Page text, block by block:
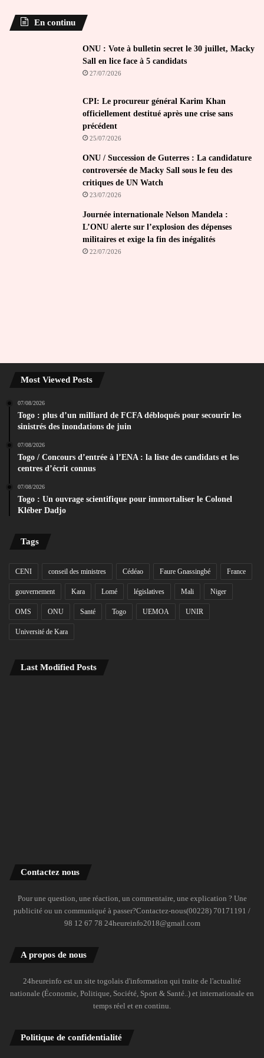
En continu
ONU : Vote à bulletin secret le 30 juillet, Macky
Sall en lice face à 5 candidats
27/07/2026
CPI: Le procureur général Karim Khan
officiellement destitué après une crise sans
précédent
25/07/2026
ONU / Succession de Guterres : La candidature
controversée de Macky Sall sous le feu des
critiques de UN Watch
23/07/2026
Journée internationale Nelson Mandela :
L’ONU alerte sur l’explosion des dépenses
militaires et exige la fin des inégalités
22/07/2026
Most Viewed Posts
07/08/2026
Togo : plus d’un milliard de FCFA débloqués pour secourir les
sinistrés des inondations de juin
07/08/2026
Togo / Concours d’entrée à l’ENA : la liste des candidats et les
centres d’écrit connus
07/08/2026
Togo : Un ouvrage scientifique pour immortaliser le Colonel
Kléber Dadjo
Tags
CENI conseil des ministres Cédéao Faure Gnassingbé France
gouvernement Kara Lomé législatives Mali Niger
OMS ONU Santé Togo UEMOA UNIR
Université de Kara
Last Modified Posts
Contactez nous
Pour une question, une réaction, un commentaire, une explication ? Une
publicité ou un communiqué à passer?Contactez-nous(00228) 70171191 /
98 12 67 78 24heureinfo2018@gmail.com
A propos de nous
24heureinfo est un site togolais d'information qui traite de l'actualité
nationale (Économie, Politique, Société, Sport & Santé..) et internationale en
temps réel et en continu.
Politique de confidentialité